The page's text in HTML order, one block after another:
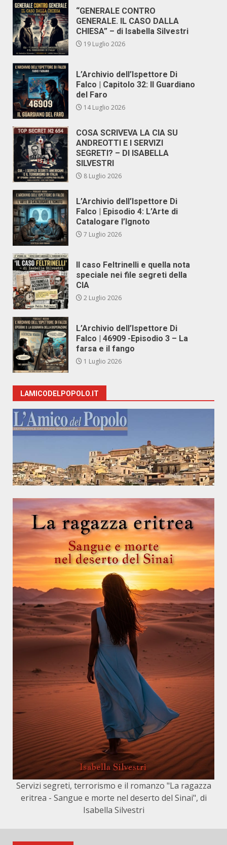
“GENERALE CONTRO
GENERALE. IL CASO DALLA
CHIESA” – di Isabella Silvestri
19 Luglio 2026
L’Archivio dell’Ispettore Di
Falco | Capitolo 32: Il Guardiano
del Faro
14 Luglio 2026
COSA SCRIVEVA LA CIA SU
ANDREOTTI E I SERVIZI
SEGRETI? – DI ISABELLA
SILVESTRI
8 Luglio 2026
L’Archivio dell’Ispettore Di
Falco | Episodio 4: L’Arte di
Catalogare l’Ignoto
7 Luglio 2026
Il caso Feltrinelli e quella nota
speciale nei file segreti della
CIA
2 Luglio 2026
L’Archivio dell’Ispettore Di
Falco | 46909 -Episodio 3 – La
farsa e il fango
1 Luglio 2026
LAMICODELPOPOLO.IT
Servizi segreti, terrorismo e il romanzo "La ragazza
eritrea - Sangue e morte nel deserto del Sinai", di
Isabella Silvestri